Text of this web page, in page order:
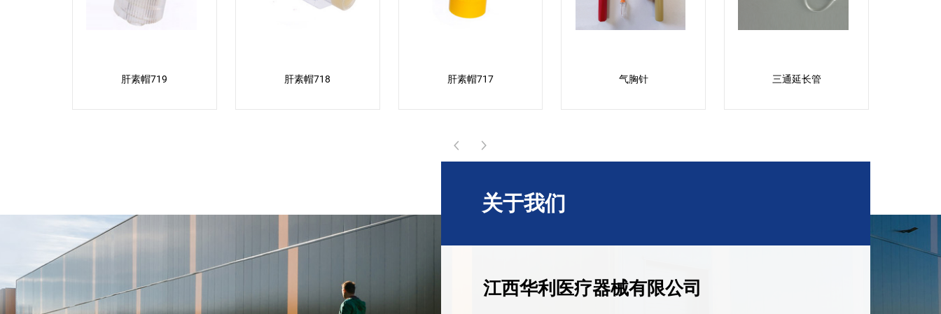
肝素帽719 肝素帽718 肝素帽717 气胸针 三通延长管
关于我们
江西华利医疗器械有限公司